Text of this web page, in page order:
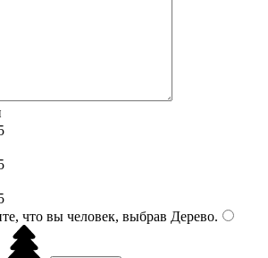
что вы человек, выбрав Дерево.